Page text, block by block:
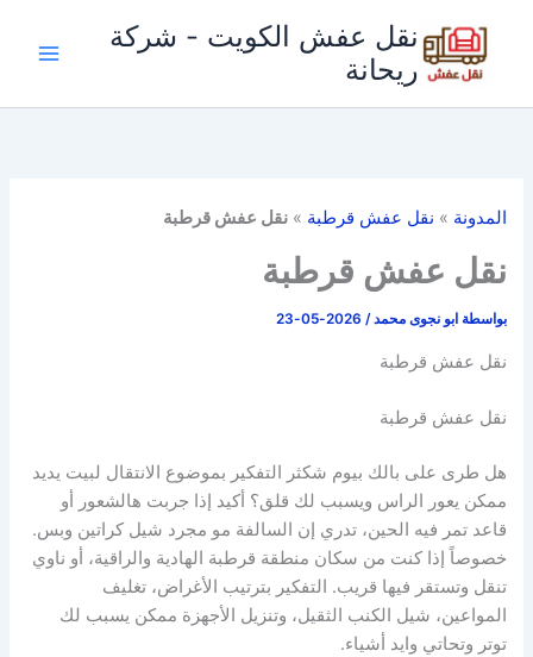
المحتوى
نقل عفش الكويت - شركة
ريحانة
المدونة » نقل عفش قرطبة »نقل عفش قرطبة
نقل عفش قرطبة
بواسطة ابو نجوى محمد/
2026-05-23
نقل عفش قرطبة
نقل عفش قرطبة
هل طرى على بالك بيوم شكثر التفكير بموضوع الانتقال لبيت يديد
ممكن يعور الراس ويسبب لك قلق؟ أكيد إذا جربت هالشعور أو
قاعد تمر فيه الحين، تدري إن السالفة مو مجرد شيل كراتين وبس.
خصوصاً إذا كنت من سكان منطقة قرطبة الهادية والراقية، أو ناوي
تنقل وتستقر فيها قريب. التفكير بترتيب الأغراض، تغليف
المواعين، شيل الكنب الثقيل، وتنزيل الأجهزة ممكن يسبب لك
توتر وتحاتي وايد أشياء.